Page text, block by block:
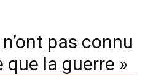
pas connu
que la guerre »